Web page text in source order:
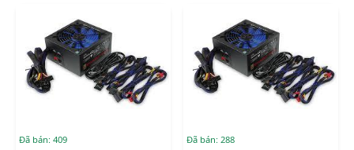
Đã bán: 409 Đã bán: 288